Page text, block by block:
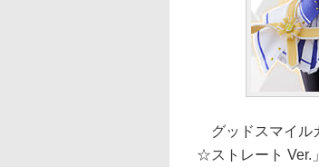
グッドスマイル
☆ストレート Ver.